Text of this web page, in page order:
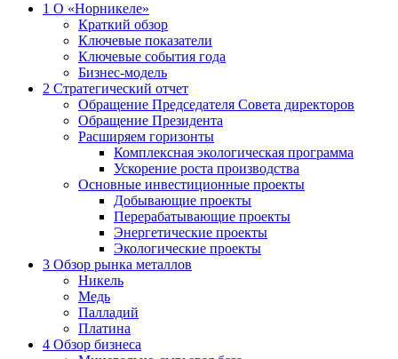
1 О «Норникеле»
Краткий обзор
Ключевые показатели
Ключевые события года
Бизнес-модель
2 Стратегический отчет
Обращение Председателя Совета директоров
Обращение Президента
Расширяем горизонты
Комплексная экологическая программа
Ускорение роста производства
Основные инвестиционные проекты
Добывающие проекты
Перерабатывающие проекты
Энергетические проекты
Экологические проекты
3 Обзор рынка металлов
Никель
Медь
Палладий
Платина
4 Обзор бизнеса